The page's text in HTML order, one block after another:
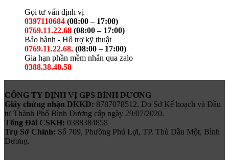
Gọi tư vấn định vị
0397110684 (08:00 – 17:00)
0769.11.22.68 (08:00 – 17:00)
Bảo hành - Hỗ trợ kỹ thuật
0769.11.22.68. (08:00 – 17:00)
Gia hạn phần mềm nhắn qua zalo
0388.38.48.58
CÔNG TY ĐỊNH VỊ GPS BÌNH DƯƠNG
Giấy chứng nhận DKKD: 8787078512. Do Sở Kế hoạch và Đầu
tư Thành Phố Bình Dương cấp ngày 29/07/2020.
Tổng Đài CSKH: 0388384858
Trụ Sở Chính: Số 709, Phường Phú Lợi, TP. Thủ Dầu Một, Bình
Dương.